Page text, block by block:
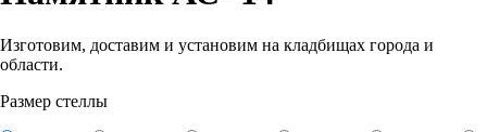
Изготовим, доставим и установим на кладбищах города и
области.
Размер стеллы